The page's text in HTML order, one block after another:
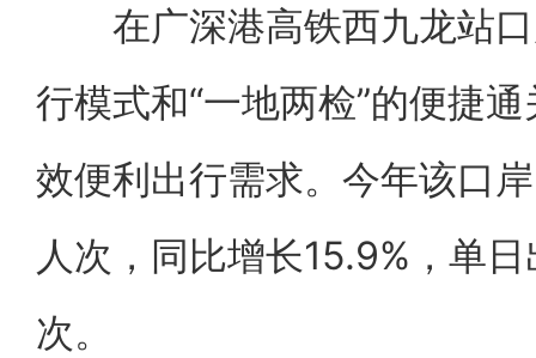
在广深港高铁西九龙站口
行模式和“一地两检”的便捷
效便利出行需求。今年该口
人次，同比增长15.9%，单
次。